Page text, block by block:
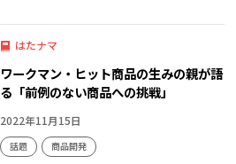
はたナマ
ワークマン・ヒット商品の生みの親が語
る「前例のない商品への挑戦」
2022年11月15日
話題 商品開発